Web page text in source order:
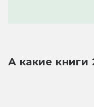
А какие книги